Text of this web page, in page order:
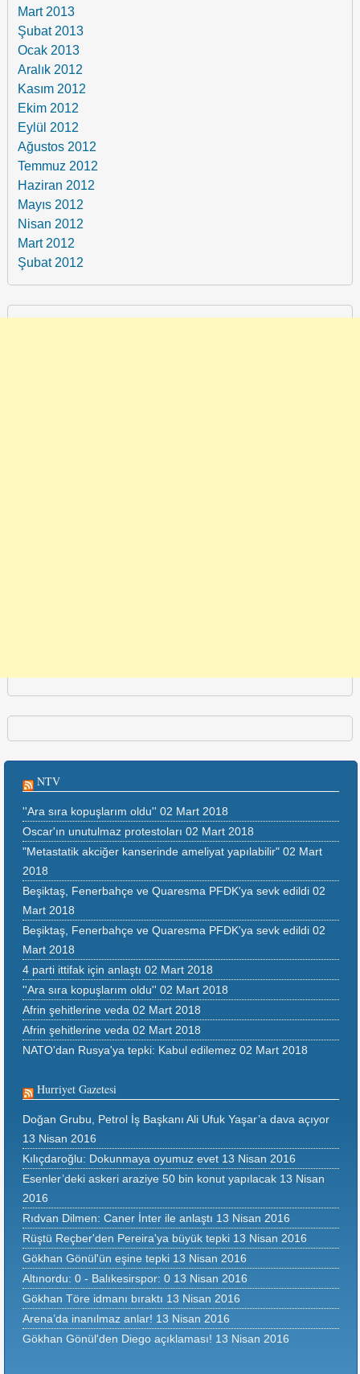
Mart 2013
Şubat 2013
Ocak 2013
Aralık 2012
Kasım 2012
Ekim 2012
Eylül 2012
Ağustos 2012
Temmuz 2012
Haziran 2012
Mayıs 2012
Nisan 2012
Mart 2012
Şubat 2012
NTV
''Ara sıra kopuşlarım oldu'' 02 Mart 2018
Oscar'ın unutulmaz protestoları 02 Mart 2018
"Metastatik akciğer kanserinde ameliyat yapılabilir" 02 Mart
2018
Beşiktaş, Fenerbahçe ve Quaresma PFDK'ya sevk edildi 02
Mart 2018
Beşiktaş, Fenerbahçe ve Quaresma PFDK'ya sevk edildi 02
Mart 2018
4 parti ittifak için anlaştı 02 Mart 2018
''Ara sıra kopuşlarım oldu'' 02 Mart 2018
Afrin şehitlerine veda 02 Mart 2018
Afrin şehitlerine veda 02 Mart 2018
NATO'dan Rusya'ya tepki: Kabul edilemez 02 Mart 2018
Hurriyet Gazetesi
Doğan Grubu, Petrol İş Başkanı Ali Ufuk Yaşar’a dava açıyor
13 Nisan 2016
Kılıçdaroğlu: Dokunmaya oyumuz evet 13 Nisan 2016
Esenler’deki askeri araziye 50 bin konut yapılacak 13 Nisan
2016
Rıdvan Dilmen: Caner İnter ile anlaştı 13 Nisan 2016
Rüştü Reçber'den Pereira'ya büyük tepki 13 Nisan 2016
Gökhan Gönül'ün eşine tepki 13 Nisan 2016
Altınordu: 0 - Balıkesirspor: 0 13 Nisan 2016
Gökhan Töre idmanı bıraktı 13 Nisan 2016
Arena’da inanılmaz anlar! 13 Nisan 2016
Gökhan Gönül'den Diego açıklaması! 13 Nisan 2016